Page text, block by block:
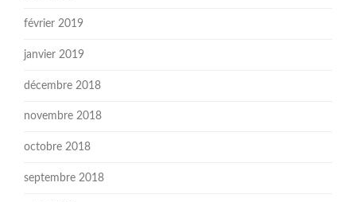
février 2019
janvier 2019
décembre 2018
novembre 2018
octobre 2018
septembre 2018